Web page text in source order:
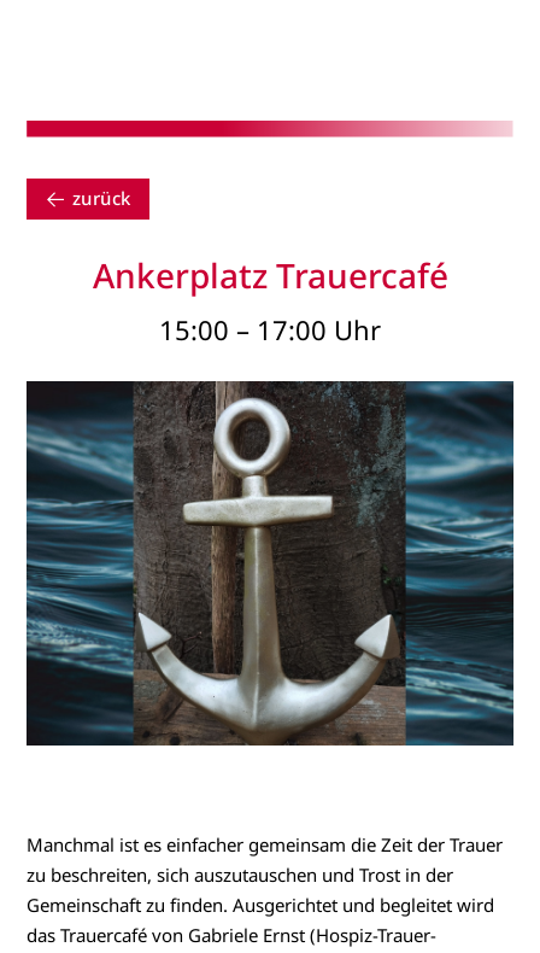
zurück
Ankerplatz Trauercafé
15:00 – 17:00 Uhr
Manchmal ist es einfacher gemeinsam die Zeit der Trauer
zu beschreiten, sich auszutauschen und Trost in der
Gemeinschaft zu finden. Ausgerichtet und begleitet wird
das Trauercafé von Gabriele Ernst (Hospiz-Trauer-